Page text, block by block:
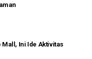
Mall, Ini Ide Aktivitas